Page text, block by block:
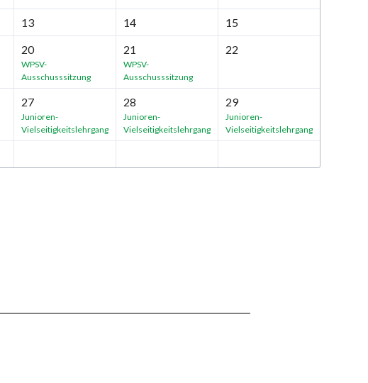
13 14
15
20
WPSV-
Ausschusssitzung
21
WPSV-
Ausschusssitzung
22
27
Junioren-
Vielseitigkeitslehrgang
28
Junioren-
Vielseitigkeitslehrgang
29
Junioren-
Vielseitigkeitslehrgang